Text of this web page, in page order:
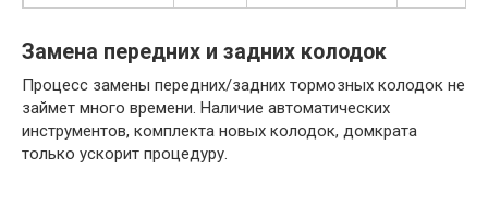
Замена передних и задних колодок
Процесс замены передних/задних тормозных колодок не
займет много времени. Наличие автоматических
инструментов, комплекта новых колодок, домкрата
только ускорит процедуру.